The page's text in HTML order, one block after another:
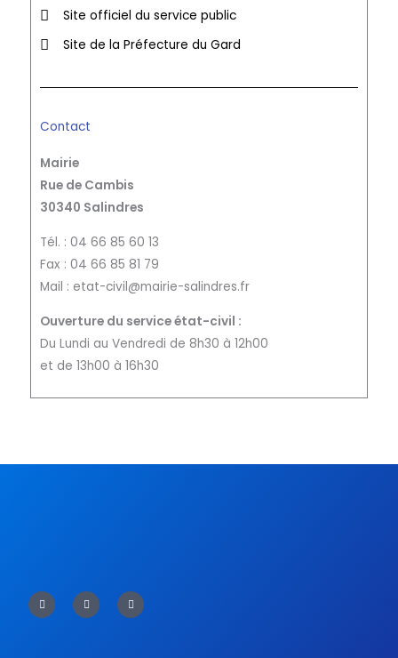
Site officiel du service public
Site de la Préfecture du Gard
Contact
Mairie
Rue de Cambis
30340 Salindres
Tél. : 04 66 85 60 13
Fax : 04 66 85 81 79
Mail : etat-civil@mairie-salindres.fr
Ouverture du service état-civil :
Du Lundi au Vendredi de 8h30 à 12h00
et de 13h00 à 16h30
a
c
e
w
i
t
o
u
t